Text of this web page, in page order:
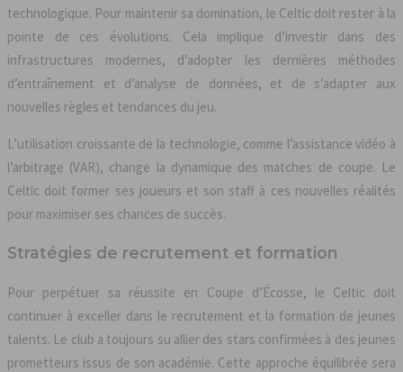
technologique. Pour maintenir sa domination, le Celtic doit rester à la
pointe de ces évolutions. Cela implique d’investir dans des
infrastructures modernes, d’adopter les dernières méthodes
d’entraînement et d’analyse de données, et de s’adapter aux
nouvelles règles et tendances du jeu.
L’utilisation croissante de la technologie, comme l’assistance vidéo à
l’arbitrage (VAR), change la dynamique des matches de coupe. Le
Celtic doit former ses joueurs et son staff à ces nouvelles réalités
pour maximiser ses chances de succès.
Stratégies de recrutement et formation
Pour perpétuer sa réussite en Coupe d’Écosse, le Celtic doit
continuer à exceller dans le recrutement et la formation de jeunes
talents. Le club a toujours su allier des stars confirmées à des jeunes
prometteurs issus de son académie. Cette approche équilibrée sera